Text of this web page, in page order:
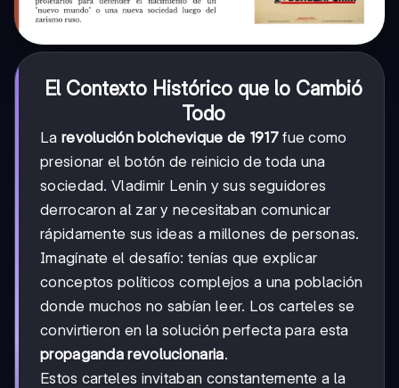
El Contexto Histórico que lo Cambió
Todo
La revolución bolchevique de 1917fue como
presionar el botón de reinicio de toda una
sociedad. Vladimir Lenin y sus seguidores
derrocaron al zar y necesitaban comunicar
rápidamente sus ideas a millones de personas.
Imagínate el desafío: tenías que explicar
conceptos políticos complejos a una población
donde muchos no sabían leer. Los carteles se
convirtieron en la solución perfecta para esta
propaganda revolucionaria.
Estos carteles invitaban constantemente a la